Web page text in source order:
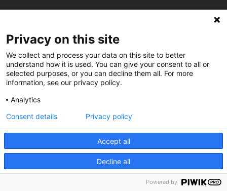
C/ Burgos 59, Baixos – 08014 Barcelona
Privacy on this site
We collect and process your data on this site to better
understand how it is used. You can give your consent to all or
selected purposes, or you can decline them all. For more
information, see our privacy policy.
Analytics
Accept all
Decline all
Consent details Privacy policy
Powered by